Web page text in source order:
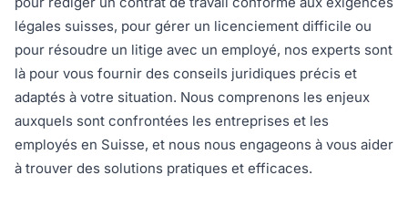
légales suisses, pour gérer un licenciement difficile ou
pour résoudre un litige avec un employé, nos experts sont
là pour vous fournir des conseils juridiques précis et
adaptés à votre situation. Nous comprenons les enjeux
auxquels sont confrontées les entreprises et les
employés en Suisse, et nous nous engageons à vous aider
à trouver des solutions pratiques et efficaces.